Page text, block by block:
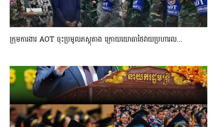
ក្រុមការងារ AOT ចុះប្រមូលភស្តុតាង ក្រោយយោធាថៃវាយប្រហារល...